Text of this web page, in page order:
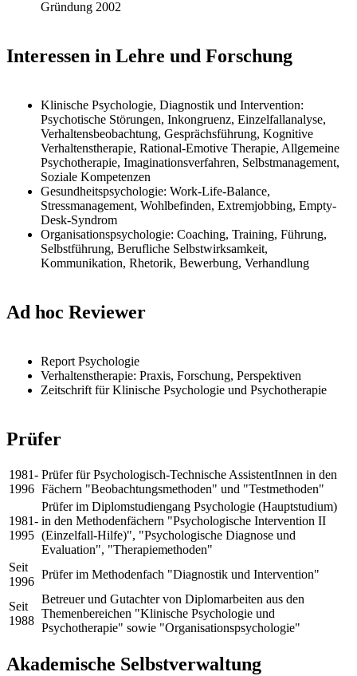
Gründung 2002
Interessen in Lehre und Forschung
Klinische Psychologie, Diagnostik und Intervention:
Psychotische Störungen, Inkongruenz, Einzelfallanalyse,
Verhaltensbeobachtung, Gesprächsführung, Kognitive
Verhaltenstherapie, Rational-Emotive Therapie, Allgemeine
Psychotherapie, Imaginationsverfahren, Selbstmanagement,
Soziale Kompetenzen
Gesundheitspsychologie: Work-Life-Balance,
Stressmanagement, Wohlbefinden, Extremjobbing, Empty-
Desk-Syndrom
Organisationspsychologie: Coaching, Training, Führung,
Selbstführung, Berufliche Selbstwirksamkeit,
Kommunikation, Rhetorik, Bewerbung, Verhandlung
Ad hoc Reviewer
Report Psychologie
Verhaltenstherapie: Praxis, Forschung, Perspektiven
Zeitschrift für Klinische Psychologie und Psychotherapie
Prüfer
1981-
1996
Prüfer für Psychologisch-Technische AssistentInnen in den
Fächern "Beobachtungsmethoden" und "Testmethoden"
1981-
1995
Prüfer im Diplomstudiengang Psychologie (Hauptstudium)
in den Methodenfächern "Psychologische Intervention II
(Einzelfall-Hilfe)", "Psychologische Diagnose und
Evaluation", "Therapiemethoden"
Seit
1996
Prüfer im Methodenfach "Diagnostik und Intervention"
Seit
1988
Betreuer und Gutachter von Diplomarbeiten aus den
Themenbereichen "Klinische Psychologie und
Psychotherapie" sowie "Organisationspsychologie"
Akademische Selbstverwaltung